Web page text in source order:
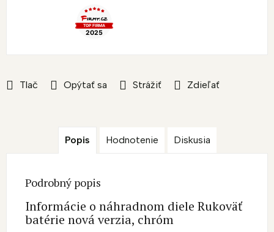
Tlač Opýtať sa Strážiť Zdieľať
Popis Hodnotenie Diskusia
Podrobný popis
Informácie o náhradnom diele Rukoväť
batérie nová verzia, chróm